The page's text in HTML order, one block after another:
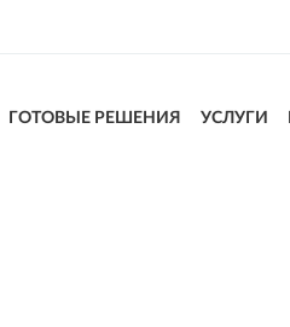
ГОТОВЫЕ РЕШЕНИЯ УСЛУГИ